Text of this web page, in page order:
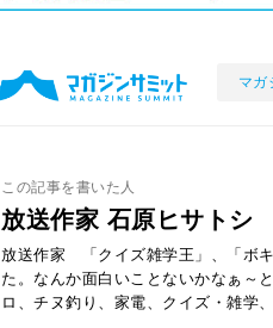
マガ
この記事を書いた人
放送作家 石原ヒサトシ
放送作家 「クイズ雑学王」、「ボ
た。なんか面白いことないかなぁ～
ロ、チヌ釣り、家電、クイズ・雑学